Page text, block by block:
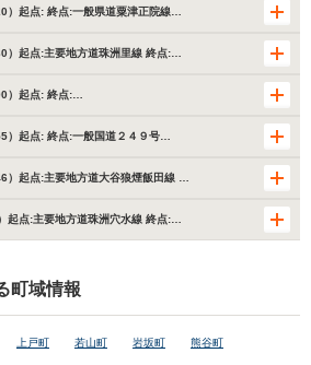
）起点: 終点:一般県道粟津正院線…
）起点:主要地方道珠洲里線 終点:…
）起点: 終点:…
）起点: 終点:一般国道２４９号…
）起点:主要地方道大谷狼煙飯田線 …
起点:主要地方道珠洲穴水線 終点:…
町域情報
上戸町 若山町 岩坂町 熊谷町